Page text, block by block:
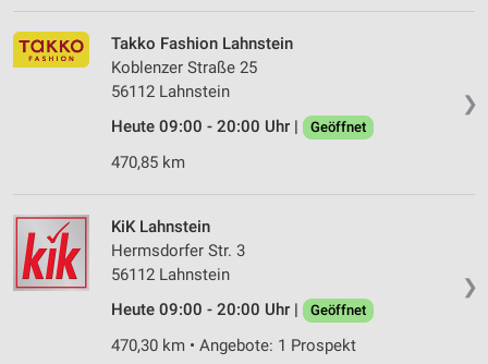
❯
Takko Fashion Lahnstein
Koblenzer Straße 25
56112 Lahnstein
Heute 09:00 - 20:00 Uhr |
Geöffnet
470,85 km
❯
KiK Lahnstein
Hermsdorfer Str. 3
56112 Lahnstein
Heute 09:00 - 20:00 Uhr |
Geöffnet
470,30 km • Angebote: 1 Prospekt